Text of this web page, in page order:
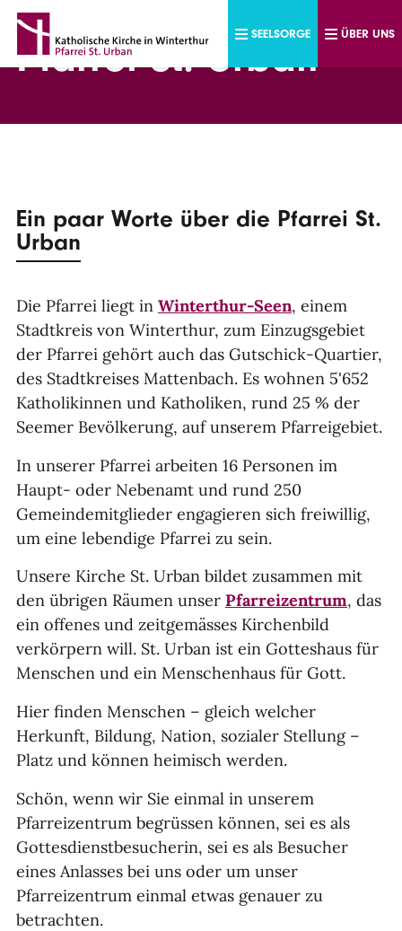
Direkt zum Inhalt
SEELSORGE ÜBER UNS
Pfarrei St. Urban
Ein paar Worte über die Pfarrei St.
Urban
Die Pfarrei liegt in Winterthur-Seen, einem
Stadtkreis von Winterthur, zum Einzugsgebiet
der Pfarrei gehört auch das Gutschick-Quartier,
des Stadtkreises Mattenbach. Es wohnen 5'652
Katholikinnen und Katholiken, rund 25 % der
Seemer Bevölkerung, auf unserem Pfarreigebiet.
In unserer Pfarrei arbeiten 16 Personen im
Haupt- oder Nebenamt und rund 250
Gemeindemitglieder engagieren sich freiwillig,
um eine lebendige Pfarrei zu sein.
Unsere Kirche St. Urban bildet zusammen mit
den übrigen Räumen unser Pfarreizentrum, das
ein offenes und zeitgemässes Kirchenbild
verkörpern will. St. Urban ist ein Gotteshaus für
Menschen und ein Menschenhaus für Gott.
Hier finden Menschen – gleich welcher
Herkunft, Bildung, Nation, sozialer Stellung –
Platz und können heimisch werden.
Schön, wenn wir Sie einmal in unserem
Pfarreizentrum begrüssen können, sei es als
Gottesdienstbesucherin, sei es als Besucher
eines Anlasses bei uns oder um unser
Pfarreizentrum einmal etwas genauer zu
betrachten.